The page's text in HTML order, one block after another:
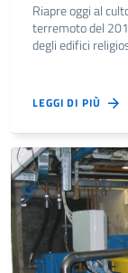
Riapre oggi al
terremoto del
degli edifici
LEGGI DI PIÙ